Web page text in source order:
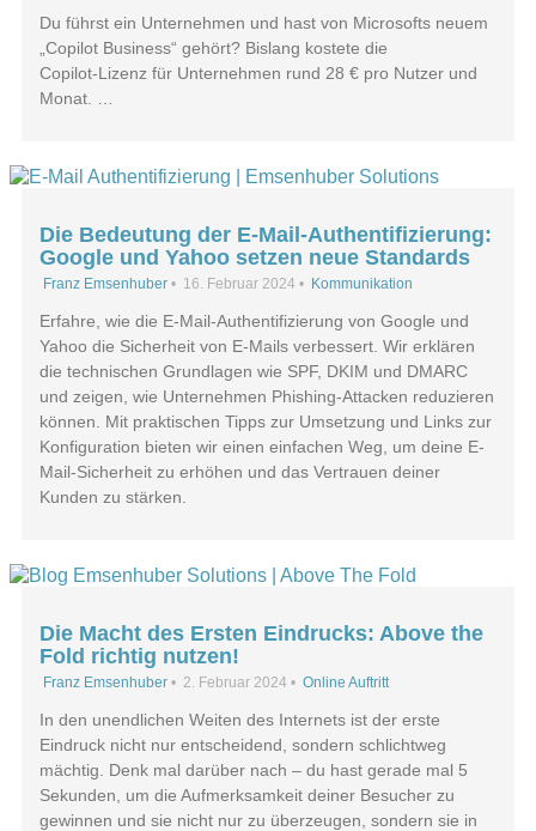
Du führst ein Unternehmen und hast von Microsofts neuem
„Copilot Business“ gehört? Bislang kostete die
Copilot‑Lizenz für Unternehmen rund 28 € pro Nutzer und
Monat. …
Die Bedeutung der E-Mail-Authentifizierung:
Google und Yahoo setzen neue Standards
Franz Emsenhuber • 16. Februar 2024 • Kommunikation
Erfahre, wie die E-Mail-Authentifizierung von Google und
Yahoo die Sicherheit von E-Mails verbessert. Wir erklären
die technischen Grundlagen wie SPF, DKIM und DMARC
und zeigen, wie Unternehmen Phishing-Attacken reduzieren
können. Mit praktischen Tipps zur Umsetzung und Links zur
Konfiguration bieten wir einen einfachen Weg, um deine E-
Mail-Sicherheit zu erhöhen und das Vertrauen deiner
Kunden zu stärken.
Die Macht des Ersten Eindrucks: Above the
Fold richtig nutzen!
Franz Emsenhuber • 2. Februar 2024 • Online Auftritt
In den unendlichen Weiten des Internets ist der erste
Eindruck nicht nur entscheidend, sondern schlichtweg
mächtig. Denk mal darüber nach – du hast gerade mal 5
Sekunden, um die Aufmerksamkeit deiner Besucher zu
gewinnen und sie nicht nur zu überzeugen, sondern sie in